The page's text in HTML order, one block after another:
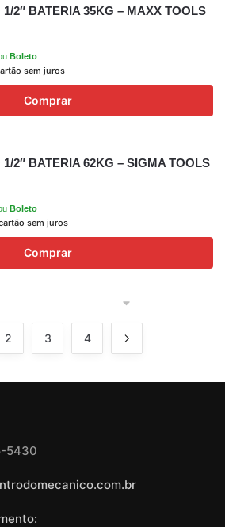
2″ BATERIA 35KG – MAXX TOOLS
Boleto
sem juros
Comprar
2″ BATERIA 62KG – SIGMA TOOLS
Boleto
sem juros
Comprar
2 3 4
5430